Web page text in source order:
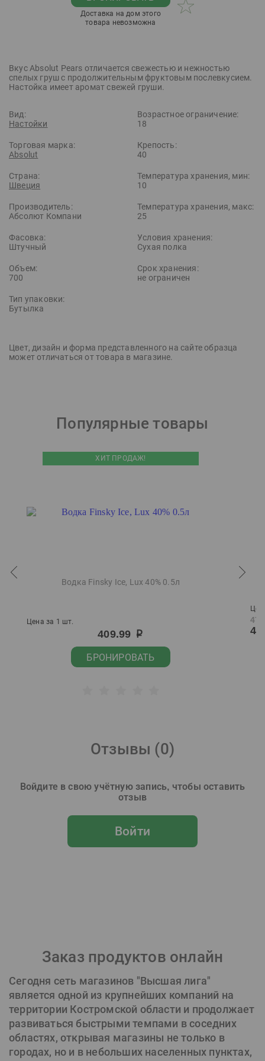
Доставка на дом этого
товара невозможна
Вкус Absolut Pears отличается свежестью и нежностью
спелых груш с продолжительным фруктовым послевкусием.
Настойка имеет аромат свежей груши.
Вид:
Настойки
Торговая марка:
Absolut
Страна:
Швеция
Производитель:
Абсолют Компани
Фасовка:
Штучный
Объем:
700
Тип упаковки:
Бутылка
Возрастное ограничение:
18
Крепость:
40
Температура хранения, мин:
10
Температура хранения, макс:
25
Условия хранения:
Сухая полка
Срок хранения:
не ограничен
Цвет, дизайн и форма представленного на сайте образца
может отличаться от товара в магазине.
Популярные товары
ХИТ ПРОДАЖ!
Водка Finsky Ice, Lux 40% 0.5л
Цена за 1 шт.
409.99 р
БРОНИРОВАТЬ
Отзывы (0)
Войдите в свою учётную запись, чтобы оставить
отзыв
Войти
Заказ продуктов онлайн
Сегодня сеть магазинов "Высшая лига"
является одной из крупнейших компаний на
территории Костромской области и продолжает
развиваться быстрыми темпами в соседних
областях, открывая магазины не только в
городах, но и в небольших населенных пунктах,